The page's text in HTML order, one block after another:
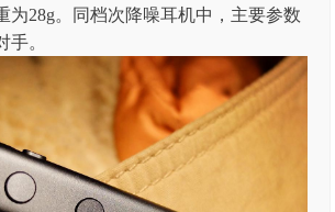
为28g。同档次降噪耳机中，主要参数
手。